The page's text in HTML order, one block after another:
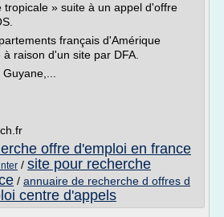
tropicale » suite à un appel d'offre
français d'Amérique
raison d'un site par DFA.
offre d'emploi en france
/ site pour recherche
/ annuaire de recherche d offres d
centre d'appels